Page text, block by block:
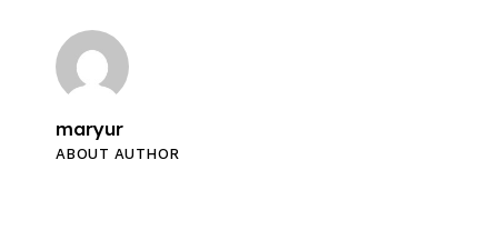
maryur
ABOUT AUTHOR